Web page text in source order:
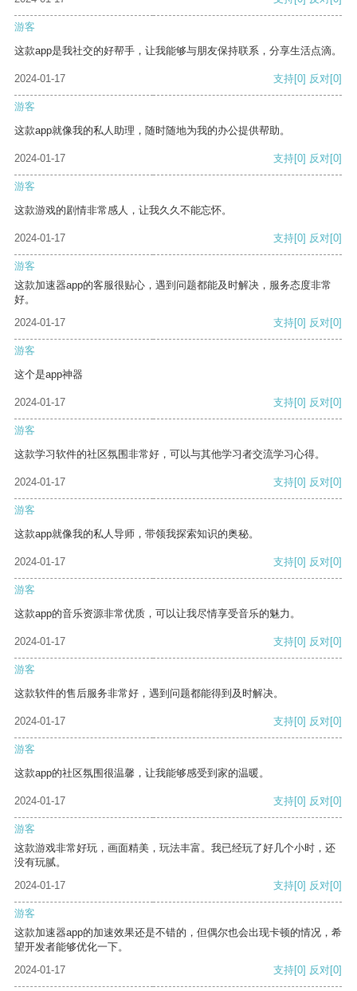
游客
这款app是我社交的好帮手，让我能够与朋友保持联系，分享生活点滴。
2024-01-17 支持[0] 反对[0]
游客
这款app就像我的私人助理，随时随地为我的办公提供帮助。
2024-01-17 支持[0] 反对[0]
游客
这款游戏的剧情非常感人，让我久久不能忘怀。
2024-01-17 支持[0] 反对[0]
游客
这款加速器app的客服很贴心，遇到问题都能及时解决，服务态度非常
好。
2024-01-17
支持[0] 反对[0]
游客
这个是app神器
2024-01-17 支持[0] 反对[0]
游客
这款学习软件的社区氛围非常好，可以与其他学习者交流学习心得。
2024-01-17 支持[0] 反对[0]
游客
这款app就像我的私人导师，带领我探索知识的奥秘。
2024-01-17 支持[0] 反对[0]
游客
这款app的音乐资源非常优质，可以让我尽情享受音乐的魅力。
2024-01-17 支持[0] 反对[0]
游客
这款软件的售后服务非常好，遇到问题都能得到及时解决。
2024-01-17 支持[0] 反对[0]
游客
这款app的社区氛围很温馨，让我能够感受到家的温暖。
2024-01-17 支持[0] 反对[0]
游客
这款游戏非常好玩，画面精美，玩法丰富。我已经玩了好几个小时，还
没有玩腻。
2024-01-17
支持[0] 反对[0]
游客
这款加速器app的加速效果还是不错的，但偶尔也会出现卡顿的情况，希
望开发者能够优化一下。
2024-01-17
支持[0] 反对[0]